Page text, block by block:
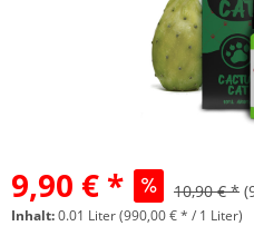
9,90 € * 10,90 € *
Inhalt:0.01 Liter (990,00 € * / 1 Liter)